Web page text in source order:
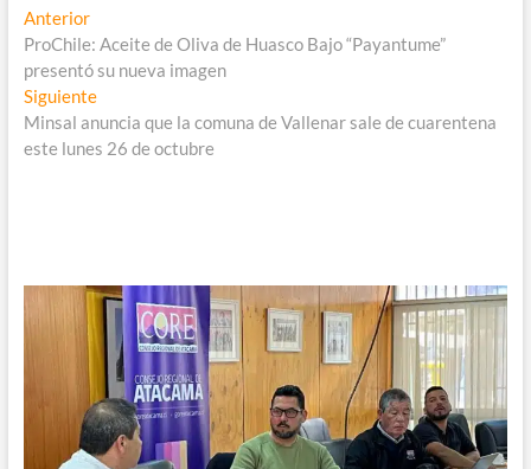
Navegación
de
entradas
AnteriorEntrada
anterior:
ProChile: Aceite de Oliva de Huasco Bajo “Payantume”
presentó su nueva imagen
SiguienteEntrada
siguiente:
Minsal anuncia que la comuna de Vallenar sale de cuarentena
este lunes 26 de octubre